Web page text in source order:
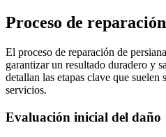
Proceso de
El proceso de reparación de
garantizar un resultado duradero y
detallan las etapas clave que suelen
servicios.
Evaluación inicial del daño